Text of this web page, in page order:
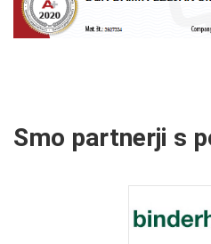
Smo partnerji s